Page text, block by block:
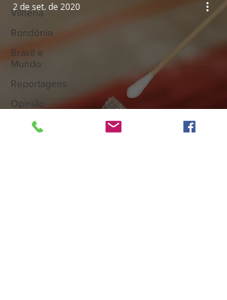
Vilhena
Rondônia
Brasil e
Mundo
Reportagens
Opinião
Editais
2 de set. de 2020